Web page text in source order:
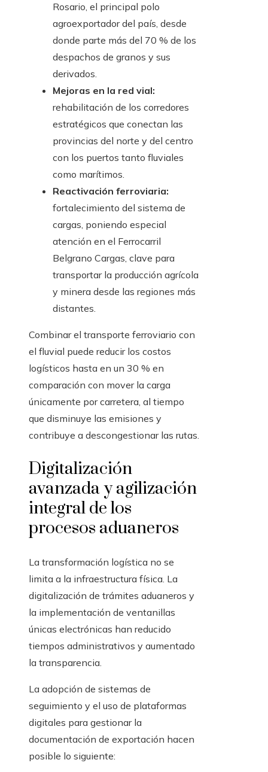
Rosario, el principal polo
agroexportador del país, desde
donde parte más del 70 % de los
despachos de granos y sus
derivados.
Mejoras en la red vial:
rehabilitación de los corredores
estratégicos que conectan las
provincias del norte y del centro
con los puertos tanto fluviales
como marítimos.
Reactivación ferroviaria:
fortalecimiento del sistema de
cargas, poniendo especial
atención en el Ferrocarril
Belgrano Cargas, clave para
transportar la producción agrícola
y minera desde las regiones más
distantes.
Combinar el transporte ferroviario con
el fluvial puede reducir los costos
logísticos hasta en un 30 % en
comparación con mover la carga
únicamente por carretera, al tiempo
que disminuye las emisiones y
contribuye a descongestionar las rutas.
Digitalización
avanzada y agilización
integral de los
procesos aduaneros
La transformación logística no se
limita a la infraestructura física. La
digitalización de trámites aduaneros y
la implementación de ventanillas
únicas electrónicas han reducido
tiempos administrativos y aumentado
la transparencia.
La adopción de sistemas de
seguimiento y el uso de plataformas
digitales para gestionar la
documentación de exportación hacen
posible lo siguiente: